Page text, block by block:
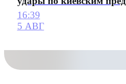
16:39
5 АВГ